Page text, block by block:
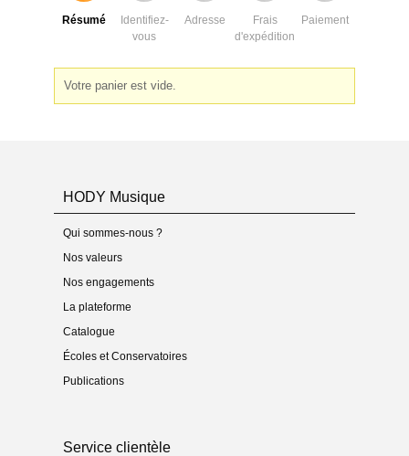
Résumé
Identifiez-
vous
Adresse
Frais
d'expédition
Paiement
Votre panier est vide.
HODY Musique
Qui sommes-nous ?
Nos valeurs
Nos engagements
La plateforme
Catalogue
Écoles et Conservatoires
Publications
Service clientèle